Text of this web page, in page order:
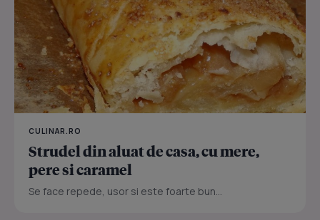
CULINAR.RO
Strudel din aluat de casa, cu mere,
pere si caramel
Se face repede, usor si este foarte bun...